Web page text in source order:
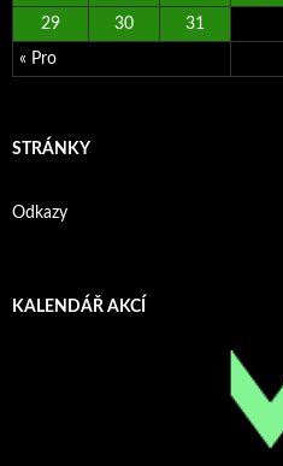
« Pro
29 30 31
STRÁNKY
Odkazy
KALENDÁŘ AKCÍ